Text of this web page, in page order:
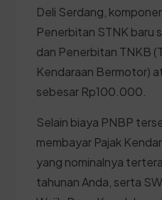
Deli Serdang,
Penerbitan STNK
dan Penerbitan TNKB
Kendaraan Bermotor)
sebesar Rp100.000.
Selain biaya PNBP
membayar Pajak
yang nominalnya
tahunan Anda, serta